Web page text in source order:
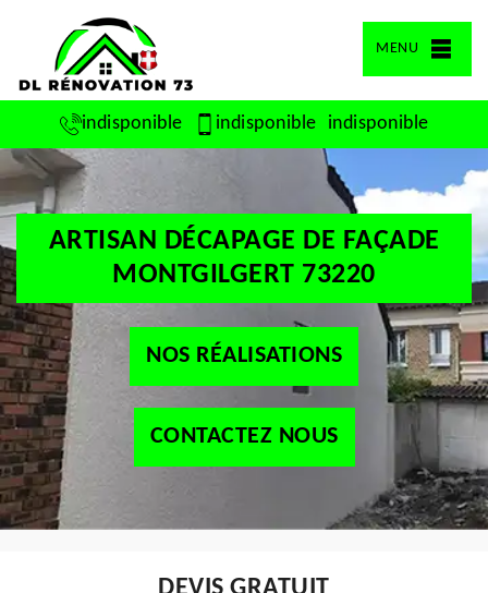
MENU
indisponible indisponible indisponible
ARTISAN DÉCAPAGE DE FAÇADE
MONTGILGERT 73220
NOS RÉALISATIONS
CONTACTEZ NOUS